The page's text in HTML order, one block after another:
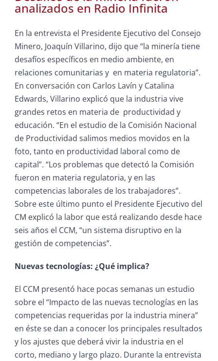
analizados en Radio Infinita
En la entrevista el Presidente Ejecutivo del Consejo
Minero, Joaquín Villarino, dijo que “la minería tiene
desafíos específicos en medio ambiente, en
relaciones comunitarias y en materia regulatoria”.
En conversación con Carlos Lavín y Catalina
Edwards, Villarino explicó que la industria vive
grandes retos en materia de productividad y
educación. “En el estudio de la Comisión Nacional
de Productividad salimos medios movidos en la
foto, tanto en productividad laboral como de
capital”. “Los problemas que detectó la Comisión
fueron en materia regulatoria, y en las
competencias laborales de los trabajadores”.
Sobre este último punto el Presidente Ejecutivo del
CM explicó la labor que está realizando desde hace
seis años el CCM, “un sistema disruptivo en la
gestión de competencias”.
Nuevas tecnologías: ¿Qué implica?
El CCM presentó hace pocas semanas un estudio
sobre el “Impacto de las nuevas tecnologías en las
competencias requeridas por la industria minera”
en éste se dan a conocer los principales resultados
y los ajustes que deberá vivir la industria en el
corto, mediano y largo plazo. Durante la entrevista